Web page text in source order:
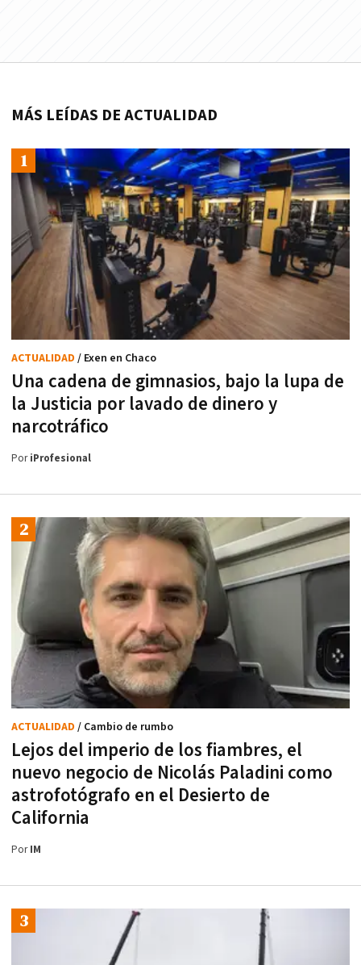
MÁS LEÍDAS DE ACTUALIDAD
Una cadena de gimnasios, bajo la lupa de
la Justicia por lavado de dinero y
narcotráfico
ACTUALIDAD / Exen en Chaco
PoriProfesional
Lejos del imperio de los fiambres, el
nuevo negocio de Nicolás Paladini como
astrofotógrafo en el Desierto de
California
ACTUALIDAD / Cambio de rumbo
PorIM